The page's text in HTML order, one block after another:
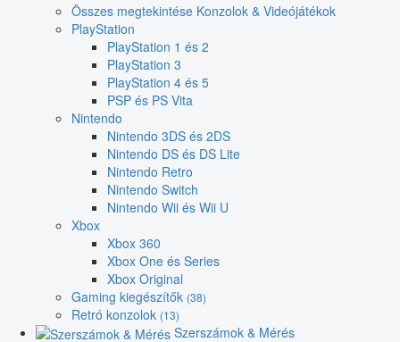
Összes megtekintése Konzolok & Videójátékok
PlayStation
PlayStation 1 és 2
PlayStation 3
PlayStation 4 és 5
PSP és PS Vita
Nintendo
Nintendo 3DS és 2DS
Nintendo DS és DS Lite
Nintendo Retro
Nintendo Switch
Nintendo Wii és Wii U
Xbox
Xbox 360
Xbox One és Series
Xbox Original
Gaming kiegészítők (38)
Retró konzolok (13)
Szerszámok & Mérés